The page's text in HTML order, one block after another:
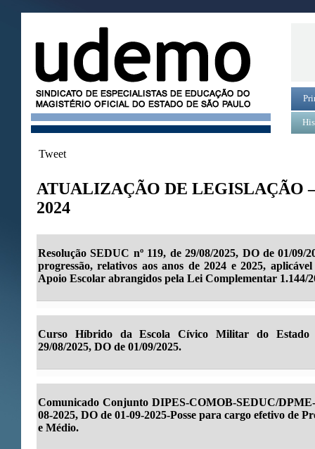
Tweet
ATUALIZAÇÃO DE LEGISLAÇÃO
2024
Resolução SEDUC nº 119, de 29/08/2025, DO de 01/09/
progressão, relativos aos anos de 2024 e 2025,
Apoio Escolar abrangidos pela Lei Complementar 1.144/
Curso Híbrido da Escola Cívico Militar do Estado
29/08/2025, DO de 01/09/2025.
Comunicado Conjunto DIPES-COMOB-SEDUC/
08-2025, DO de 01-09-2025-Posse para cargo efetivo de
e Médio.